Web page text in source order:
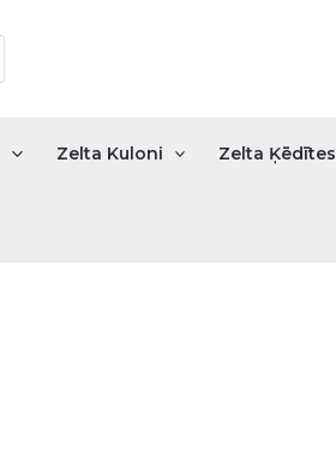
Zelta Kuloni Zelta Ķēdītes